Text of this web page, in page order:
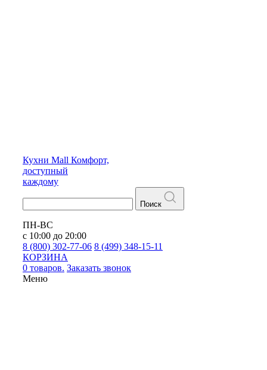
Кухни Mall Комфорт,
доступный
каждому
Поиск
ПН-ВС
с 10:00 до 20:00
8 (800) 302-77-06 8 (499) 348-15-11
КОРЗИНА
0 товаров. Заказать звонок
Меню